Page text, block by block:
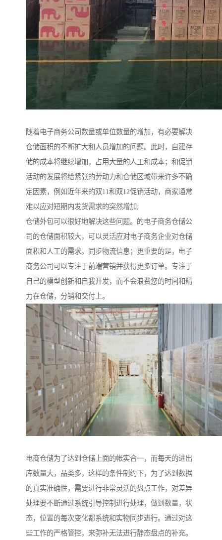
随着电子商务公司数量或单位数量的增加，有必要解决
仓储面积的不断扩大和人员增加的问题。此时，自建存
储的成本将继续增加，占用大量的人工和成本；和促销
活动的发展将给紧张的劳动力和仓储区域带来许多不确
定因素，例如近年来的双11和双12促销活动，商家通常
难以应对短期内发货需求的突然增加;
仓储外包可以很好地解决这些问题。的电子商务仓储公
司的仓储面积较大，可以灵活应对电子商务企业对仓储
面积和人工的需求。同步物流信息；更重要的是，电子
商务公司可以专注于前端营销并获得更多订单。专注于
自己的模型创新和自我开发，而不会浪费您的时间和精
力在仓储，分销和交付上。
电商仓储为了达到仓储上面的帐实合一，而每天的进出
库数量大，品类多，这样的条件制约下，为了达到数据
的真实准确性，需要进行非常灵活的盘点工作，对差异
处理要不断通过系统引导控制进行处理，做到数量，状
态，位置的每次变化都系统和实物同步进行。通过对这
些工作的严格管控，来弥补无法进行静态盘点的补充。